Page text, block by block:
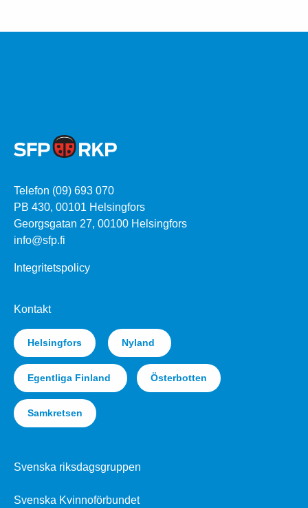
Telefon (09) 693 070
PB 430, 00101 Helsingfors
Georgsgatan 27, 00100 Helsingfors
info@sfp.fi
Integritetspolicy
Kontakt
Helsingfors Nyland
Egentliga Finland Österbotten
Samkretsen
Svenska riksdagsgruppen
Svenska Kvinnoförbundet